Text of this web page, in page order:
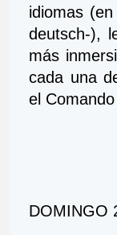
idiomas
deutsch-),
más
cada una
el
DOMINGO